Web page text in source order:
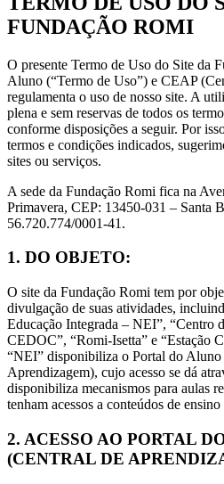
FUNDAÇÃO ROMI
O presente Termo de Uso do Site da
Aluno (“Termo de Uso”) e CEAP
regulamenta o uso de nosso site. A
plena e sem reservas de todos os
conforme disposições a seguir. Por
termos e condições indicados,
sites ou serviços.
A sede da Fundação Romi fica na
Primavera, CEP: 13450-031 – Santa
56.720.774/0001-41.
1. DO OBJETO:
O site da Fundação Romi tem por
divulgação de suas atividades,
Educação Integrada – NEI”, “Centro
CEDOC”, “Romi-Isetta” e “Estação
“NEI” disponibiliza o Portal do
Aprendizagem), cujo acesso se dá
disponibiliza mecanismos para aulas
tenham acessos a conteúdos de
2. ACESSO AO PORTAL
(CENTRAL DE